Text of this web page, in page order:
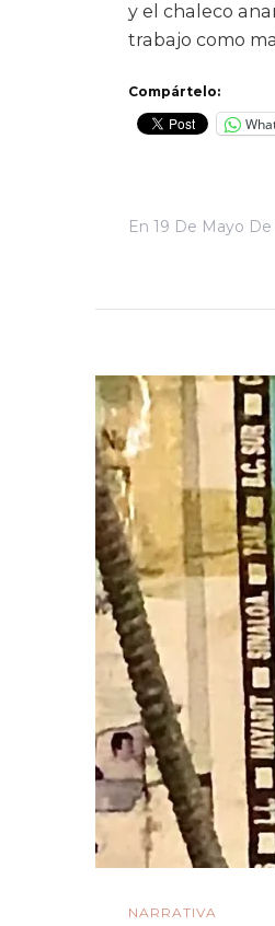
y el chaleco
trabajo como
Compártelo:
En 19 De Mayo De
NARRATIVA